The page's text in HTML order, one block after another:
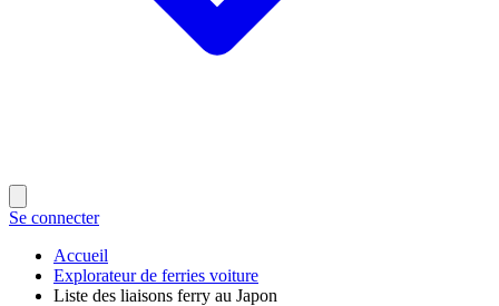
Se connecter
Accueil
Explorateur de ferries voiture
Liste des liaisons ferry au Japon